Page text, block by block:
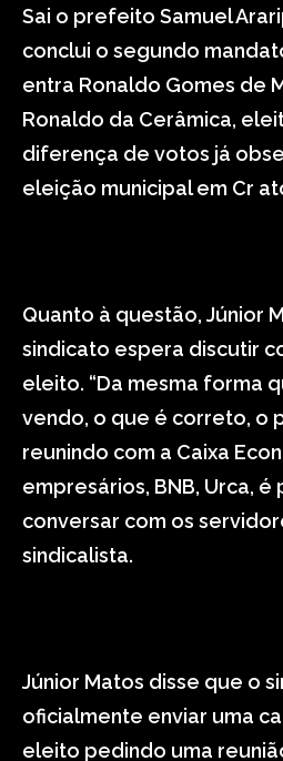
Sai o prefeito Samuel
conclui o segundo
entra Ronaldo Gomes de
Ronaldo da Cerâmica,
diferença de votos já
eleição municipal em Cr
Quanto à questão, Júnior
sindicato espera discutir
eleito. “Da mesma forma
vendo, o que é correto, o
reunindo com a Caixa
empresários, BNB, Urca,
conversar com os
sindicalista.
Júnior Matos disse que o
oficialmente enviar uma
eleito pedindo uma